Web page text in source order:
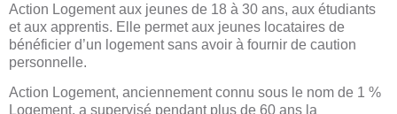
Action Logement aux jeunes de 18 à 30 ans, aux étudiants
et aux apprentis. Elle permet aux jeunes locataires de
bénéficier d’un logement sans avoir à fournir de caution
personnelle.
Action Logement, anciennement connu sous le nom de 1 %
Logement, a supervisé pendant plus de 60 ans la